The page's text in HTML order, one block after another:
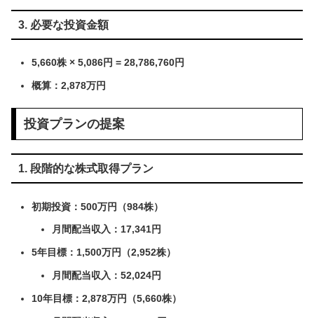
3. 必要な投資金額
5,660株 × 5,086円 = 28,786,760円
概算：2,878万円
投資プランの提案
1. 段階的な株式取得プラン
初期投資：500万円（984株）
月間配当収入：17,341円
5年目標：1,500万円（2,952株）
月間配当収入：52,024円
10年目標：2,878万円（5,660株）